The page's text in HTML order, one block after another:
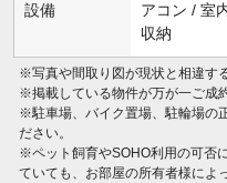
設備
アコン / 室
収納
※写真や間取り図が現状と相違す
※掲載している物件が万が一ご成
※駐車場、バイク置場、駐輪場の
ださい。
※ペット飼育やSOHO利用の可否
ていても、お部屋の所有者様によ